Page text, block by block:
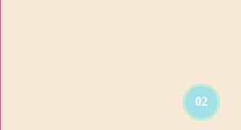
02